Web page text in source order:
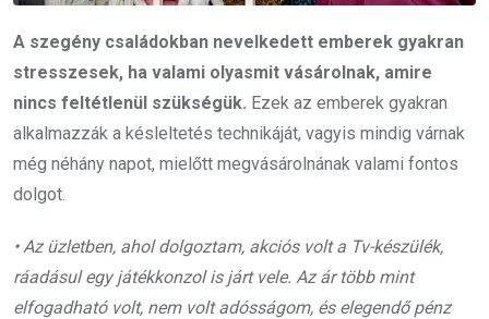
A szegény családokban nevelkedett emberek gyakran
stresszesek, ha valami olyasmit vásárolnak, amire
nincs feltétlenül szükségük. Ezek az emberek gyakran
alkalmazzák a késleltetés technikáját, vagyis mindig várnak
még néhány napot, mielőtt megvásárolnának valami fontos
dolgot.
• Az üzletben, ahol dolgoztam, akciós volt a Tv-készülék,
ráadásul egy játékkonzol is járt vele. Az ár több mint
elfogadható volt, nem volt adósságom, és elegendő pénz